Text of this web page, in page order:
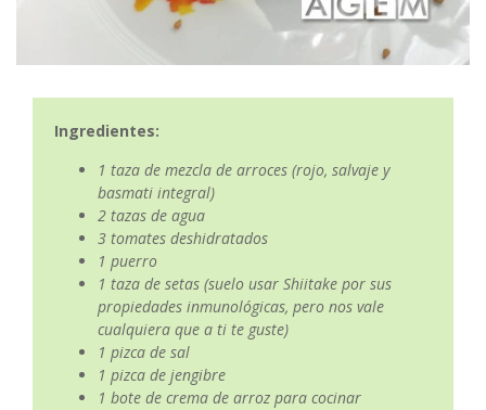
Ingredientes:
1 taza de mezcla de arroces (rojo, salvaje y
basmati integral)
2 tazas de agua
3 tomates deshidratados
1 puerro
1 taza de setas (suelo usar Shiitake por sus
propiedades inmunológicas, pero nos vale
cualquiera que a ti te guste)
1 pizca de sal
1 pizca de jengibre
1 bote de crema de arroz para cocinar